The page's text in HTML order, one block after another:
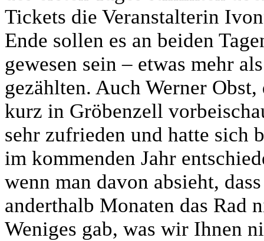
Tickets die Veranstalterin
Ende sollen es an beiden
gewesen sein – etwas mehr
gezählten. Auch Werner
kurz in Gröbenzell
sehr zufrieden und hatte sich
im kommenden Jahr
wenn man davon absieht,
anderthalb Monaten das Rad
Weniges gab, was wir Ihnen